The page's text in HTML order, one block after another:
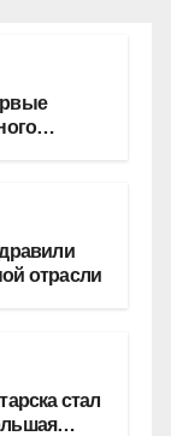
отрасли
стал